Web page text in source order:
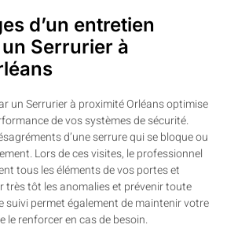
d’un entretien
Serrurier à
un Serrurier à proximité Orléans optimise
de vos systèmes de sécurité.
d’une serrure qui se bloque ou
Lors de ces visites, le professionnel
tous les éléments de vos portes et
très tôt les anomalies et prévenir toute
suivi permet également de maintenir votre
le renforcer en cas de besoin.